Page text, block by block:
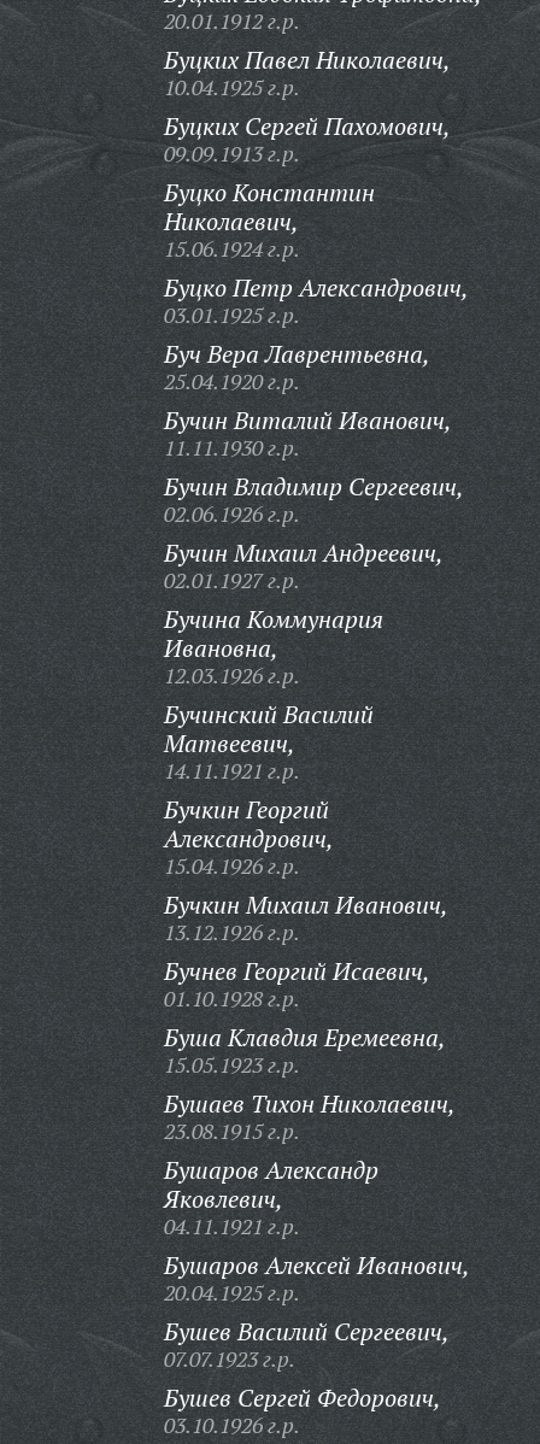
20.01.1912 г.р.
Буцких Павел Николаевич,
10.04.1925 г.р.
Буцких Сергей Пахомович,
09.09.1913 г.р.
Буцко Константин
Николаевич,
15.06.1924 г.р.
Буцко Петр Александрович,
03.01.1925 г.р.
Буч Вера Лаврентьевна,
25.04.1920 г.р.
Бучин Виталий Иванович,
11.11.1930 г.р.
Бучин Владимир Сергеевич,
02.06.1926 г.р.
Бучин Михаил Андреевич,
02.01.1927 г.р.
Бучина Коммунария
Ивановна,
12.03.1926 г.р.
Бучинский Василий
Матвеевич,
14.11.1921 г.р.
Бучкин Георгий
Александрович,
15.04.1926 г.р.
Бучкин Михаил Иванович,
13.12.1926 г.р.
Бучнев Георгий Исаевич,
01.10.1928 г.р.
Буша Клавдия Еремеевна,
15.05.1923 г.р.
Бушаев Тихон Николаевич,
23.08.1915 г.р.
Бушаров Александр
Яковлевич,
04.11.1921 г.р.
Бушаров Алексей Иванович,
20.04.1925 г.р.
Бушев Василий Сергеевич,
07.07.1923 г.р.
Бушев Сергей Федорович,
03.10.1926 г.р.